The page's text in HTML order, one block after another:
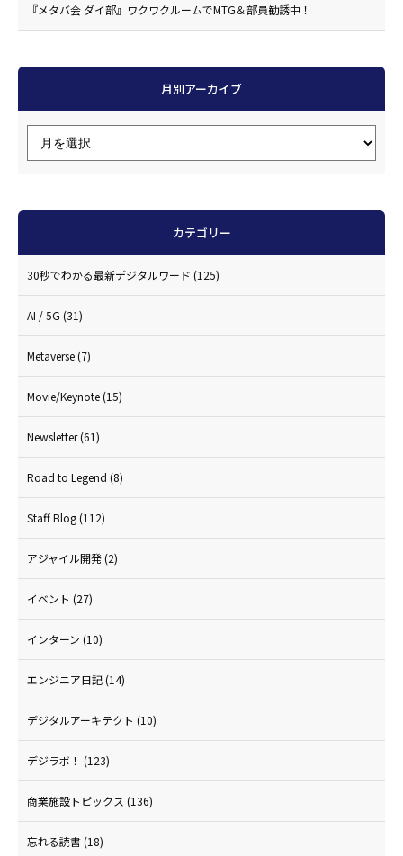
『メタバ会 ダイ部』ワクワクルームでMTG＆部員勧誘中！
月別アーカイブ
カテゴリー
30秒でわかる最新デジタルワード (125)
AI / 5G (31)
Metaverse(7)
Movie/Keynote(15)
Newsletter(61)
Road to Legend (8)
Staff Blog(112)
アジャイル開発(2)
イベント (27)
インターン (10)
エンジニア日記(14)
デジタルアーキテクト (10)
デジラボ！ (123)
商業施設トピックス (136)
忘れる読書(18)